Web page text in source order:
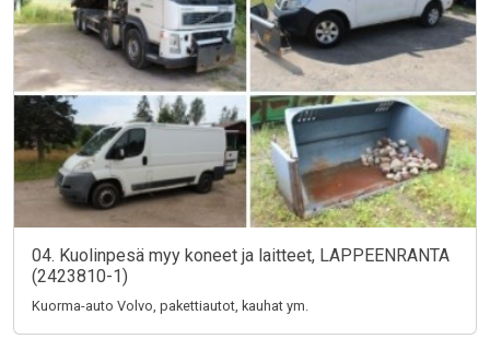
04. Kuolinpesä myy koneet ja laitteet, LAPPEENRANTA
(2423810-1)
Kuorma-auto Volvo, pakettiautot, kauhat ym.